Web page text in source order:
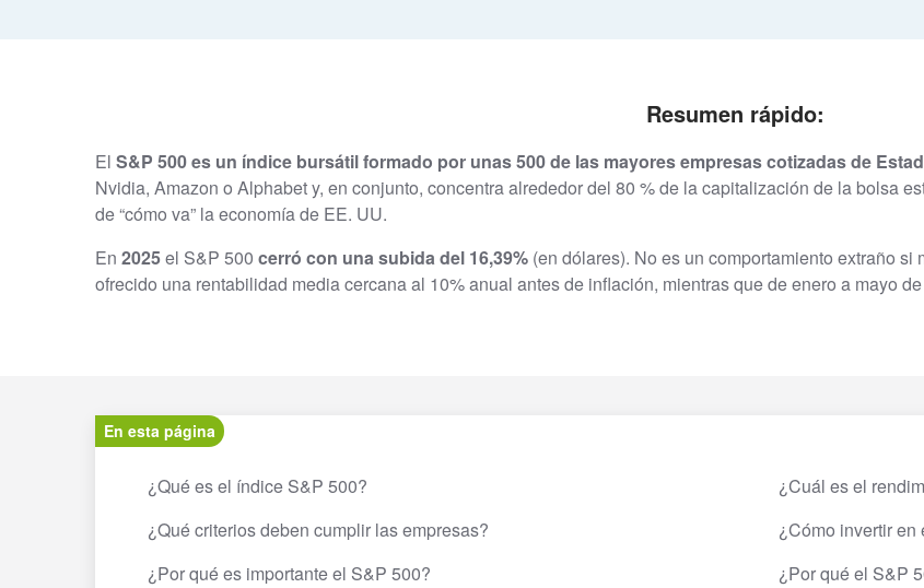
Resumen rápido:
El S&P 500 es un índice bursátil formado por unas 500 de las mayores empresas cotizadas de
Nvidia, Amazon o Alphabet y, en conjunto, concentra alrededor del 80 % de la capitalización de la bolsa
de “cómo va” la economía de EE. UU.
En 2025el S&P 500 cerró con una subida del 16,39% (en dólares). No es un comportamiento extraño
ofrecido una rentabilidad media cercana al 10% anual antes de inflación, mientras que de enero a mayo
En esta página
¿Qué es el índice S&P 500?
¿Qué criterios deben cumplir las empresas?
¿Por qué es importante el S&P 500?
¿Cuál es el
¿Cómo invertir en
¿Por qué el S&P